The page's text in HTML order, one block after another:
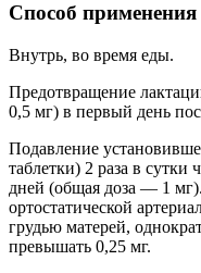
Способ
Внутрь, во время еды.
Предотвращение
0,5 мг) в первый день
Подавление
таблетки) 2 раза в сутки
дней (общая доза — 1
ортостатической
грудью матерей,
превышать 0,25 мг.